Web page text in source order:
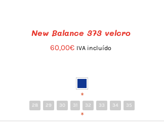
New Balance 373 velcro
60,00€ IVA incluído
*
28 29 30 31 32 33 34 35
*